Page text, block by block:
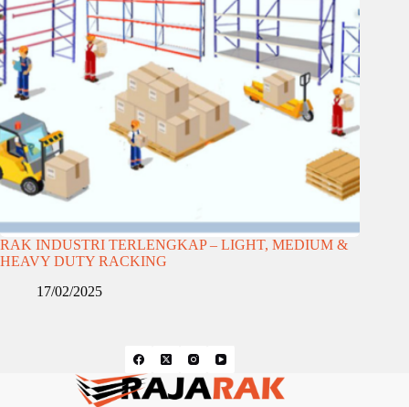
RAK INDUSTRI TERLENGKAP – LIGHT, MEDIUM &
HEAVY DUTY RACKING
17/02/2025